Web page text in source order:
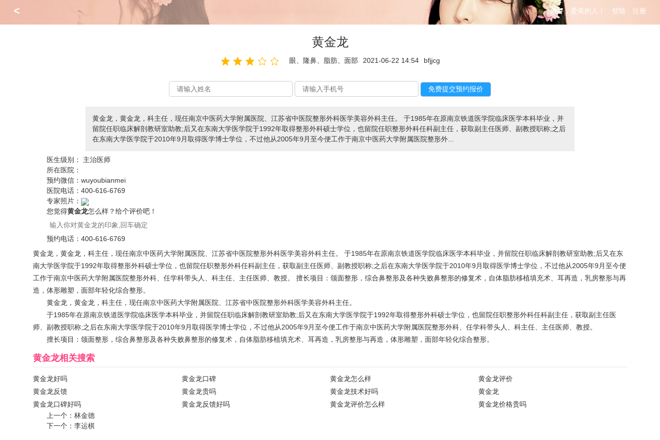
< 您好，爱美的人！ 登陆 注册
黄金龙
眼、隆鼻、脂肪、面部 2021-06-22 14:54 bfjjcg
黄金龙，黄金龙，科主任，现任南京中医药大学附属医院、江苏省中医院整形外科医学美容外科主任。 于1985年在原南京铁道医学院临床医学本科毕业，并
留院任职临床解剖教研室助教;后又在东南大学医学院于1992年取得整形外科硕士学位，也留院任职整形外科任科副主任，获取副主任医师、副教授职称;之后
在东南大学医学院于2010年9月取得医学博士学位，不过他从2005年9月至今便工作于南京中医药大学附属医院整形外...
医生级别：
主治医师
所在医院：
预约微信：wuyoubianmei
医院电话：400-616-6769
专家照片：
您觉得黄金龙怎么样？给个评价吧！
预约电话：400-616-6769
黄金龙，黄金龙，科主任，现任南京中医药大学附属医院、江苏省中医院整形外科医学美容外科主任。 于1985年在原南京铁道医学院临床医学本科毕业，并留院任职临床解剖教研室助教;后又在东
南大学医学院于1992年取得整形外科硕士学位，也留院任职整形外科任科副主任，获取副主任医师、副教授职称;之后在东南大学医学院于2010年9月取得医学博士学位，不过他从2005年9月至今便
工作于南京中医药大学附属医院整形外科、任学科带头人、科主任、主任医师、教授。 擅长项目：颌面整形，综合鼻整形及各种失败鼻整形的修复术，自体脂肪移植填充术、耳再造，乳房整形与再
造，体形雕塑，面部年轻化综合整形。
黄金龙，黄金龙，科主任，现任南京中医药大学附属医院、江苏省中医院整形外科医学美容外科主任。
于1985年在原南京铁道医学院临床医学本科毕业，并留院任职临床解剖教研室助教;后又在东南大学医学院于1992年取得整形外科硕士学位，也留院任职整形外科任科副主任，获取副主任医
师、副教授职称;之后在东南大学医学院于2010年9月取得医学博士学位，不过他从2005年9月至今便工作于南京中医药大学附属医院整形外科、任学科带头人、科主任、主任医师、教授。
擅长项目：颌面整形，综合鼻整形及各种失败鼻整形的修复术，自体脂肪移植填充术、耳再造，乳房整形与再造，体形雕塑，面部年轻化综合整形。
黄金龙相关搜索
黄金龙好吗 黄金龙口碑 黄金龙怎么样
黄金龙评价
黄金龙反馈
黄金龙贵吗 黄金龙技术好吗
黄金龙
黄金龙口碑好吗
黄金龙反馈好吗 黄金龙评价怎么样
黄金龙价格贵吗
上一个：林金德
下一个：李运棋